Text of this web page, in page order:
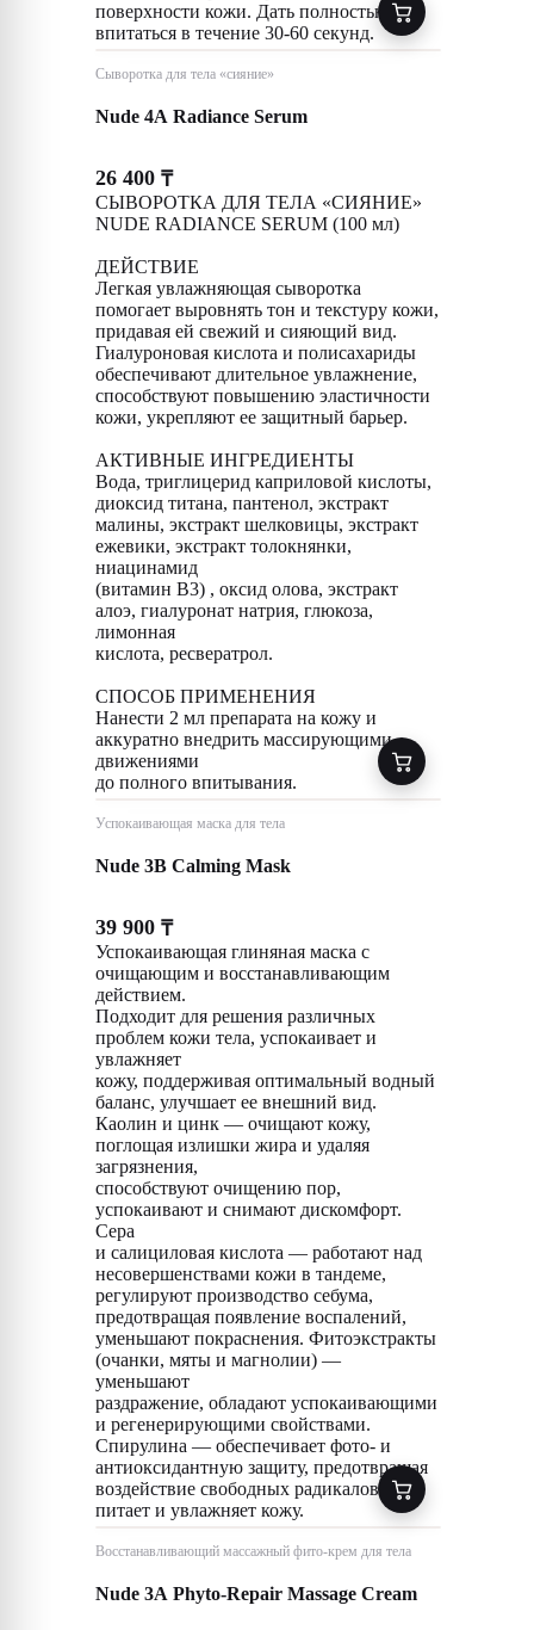
поверхности кожи. Дать полностью
впитаться в течение 30-60 секунд.
Сыворотка для тела «сияние»
Nude 4A Radiance Serum
26 400 ₸
СЫВОРОТКА ДЛЯ ТЕЛА «СИЯНИЕ»
NUDE RADIANCE SERUM (100 мл)
ДЕЙСТВИЕ
Легкая увлажняющая сыворотка
помогает выровнять тон и текстуру кожи,
придавая ей свежий и сияющий вид.
Гиалуроновая кислота и полисахариды
обеспечивают длительное увлажнение,
способствуют повышению эластичности
кожи, укрепляют ее защитный барьер.
АКТИВНЫЕ ИНГРЕДИЕНТЫ
Вода, триглицерид каприловой кислоты,
диоксид титана, пантенол, экстракт
малины, экстракт шелковицы, экстракт
ежевики, экстракт толокнянки,
ниацинамид
(витамин B3) , оксид олова, экстракт
алоэ, гиалуронат натрия, глюкоза,
лимонная
кислота, ресвератрол.
СПОСОБ ПРИМЕНЕНИЯ
Нанести 2 мл препарата на кожу и
аккуратно внедрить массирующими
движениями
до полного впитывания.
Успокаивающая маска для тела
Nude 3B Calming Mask
39 900 ₸
Успокаивающая глиняная маска с
очищающим и восстанавливающим
действием.
Подходит для решения различных
проблем кожи тела, успокаивает и
увлажняет
кожу, поддерживая оптимальный водный
баланс, улучшает ее внешний вид.
Каолин и цинк — очищают кожу,
поглощая излишки жира и удаляя
загрязнения,
способствуют очищению пор,
успокаивают и снимают дискомфорт.
Сера
и салициловая кислота — работают над
несовершенствами кожи в тандеме,
регулируют производство себума,
предотвращая появление воспалений,
уменьшают покраснения. Фитоэкстракты
(очанки, мяты и магнолии) —
уменьшают
раздражение, обладают успокаивающими
и регенерирующими свойствами.
Спирулина — обеспечивает фото- и
антиоксидантную защиту, предотвращая
воздействие свободных радикалов,
питает и увлажняет кожу.
Восстанавливающий массажный фито-крем для тела
Nude 3A Phyto-Repair Massage Cream